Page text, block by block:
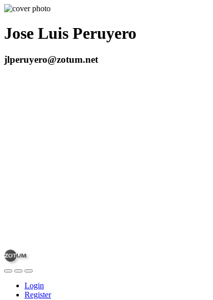
Jose Luis Peruyero
jlperuyero@zotum.net
Login
Register